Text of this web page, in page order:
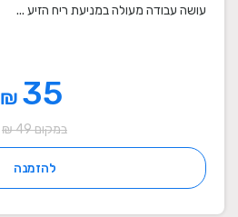
עושה עבודה מעולה במניעת ריח הזיע ...
₪
במקום 49 ₪
להזמנה